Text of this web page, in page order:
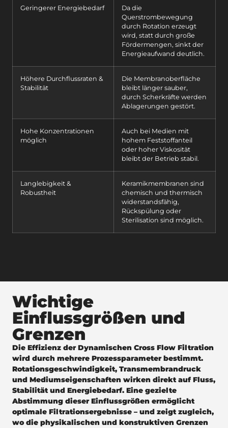
Geringerer Energiebedarf
Da die
Querstrombewegung
durch Rotation erzeugt
wird, statt durch große
Fördermengen, sinkt der
Energieaufwand deutlich.
Höhere Durchflussraten &
Stabilität
Die Membranoberfläche
bleibt länger sauber,
durch Scherkräfte werden
Ablagerungen gestört.
Hohe Konzentrationen
möglich
Auch bei Medien mit
hohem Feststoffanteil
oder hoher Viskosität
bleibt der Betrieb stabil.
Langlebigkeit &
Robustheit
Keramikmembranen sind
chemisch und thermisch
widerstandsfähig,
Rückspülung oder
Sterilisation sind möglich.
Wichtige
Einflussgrößen und
Grenzen
Die Effizienz der Dynamischen Cross Flow Filtration
wird durch mehrere Prozessparameter bestimmt.
Rotationsgeschwindigkeit, Transmembrandruck
und Mediumseigenschaften wirken direkt auf Fluss,
Stabilität und Energiebedarf. Eine gezielte
Abstimmung dieser Einflussgrößen ermöglicht
optimale Filtrationsergebnisse – und zeigt zugleich,
wo die physikalischen und konstruktiven Grenzen